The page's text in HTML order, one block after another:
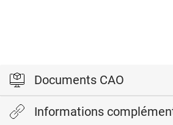
Documents CAO
Veuillez vous connecter pour afficher
Informations